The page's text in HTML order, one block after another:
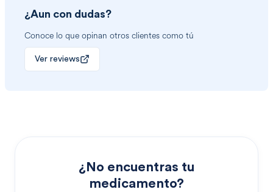
¿Aun con dudas?
Conoce lo que opinan otros clientes como tú
Ver reviews
¿No encuentras tu
medicamento?